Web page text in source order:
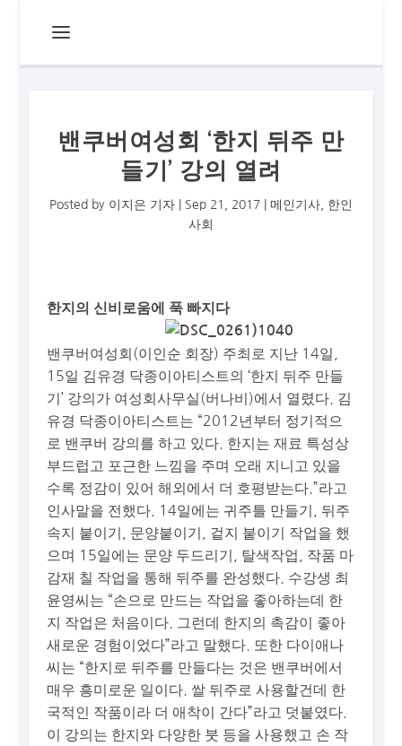
밴쿠버여성회 ‘한지 뒤주 만
들기’ 강의 열려
Posted by 이지은 기자| Sep 21, 2017| 메인기사, 한인
사회
한지의 신비로움에 푹 빠지다
밴쿠버여성회(이인순 회장) 주최로 지난 14일,
15일 김유경 닥종이아티스트의 ‘한지 뒤주 만들
기’ 강의가 여성회사무실(버나비)에서 열렸다. 김
유경 닥종이아티스트는 “2012년부터 정기적으
로 밴쿠버 강의를 하고 있다. 한지는 재료 특성상
부드럽고 포근한 느낌을 주며 오래 지니고 있을
수록 정감이 있어 해외에서 더 호평받는다.”라고
인사말을 전했다. 14일에는 귀주틀 만들기, 뒤주
속지 붙이기, 문양붙이기, 겉지 붙이기 작업을 했
으며 15일에는 문양 두드리기, 탈색작업, 작품 마
감재 칠 작업을 통해 뒤주를 완성했다. 수강생 최
윤영씨는 “손으로 만드는 작업을 좋아하는데 한
지 작업은 처음이다. 그런데 한지의 촉감이 좋아
새로운 경험이었다”라고 말했다. 또한 다이애나
씨는 “한지로 뒤주를 만들다는 것은 밴쿠버에서
매우 흥미로운 일이다. 쌀 뒤주로 사용할건데 한
국적인 작품이라 더 애착이 간다”라고 덧붙였다.
이 강의는 한지와 다양한 붓 등을 사용했고 손 작